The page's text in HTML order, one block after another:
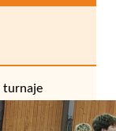
turnaje